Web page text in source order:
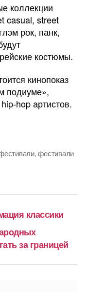
коллекции
casual, street
рок, панк,
костюмы.
кинопоказ
подиуме»,
hop артистов.
,фестивали
классики
за границей